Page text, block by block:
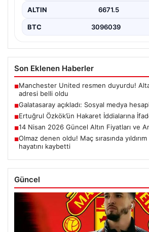
ALTIN 6671.5
BTC 3096039
Son Eklenen Haberler
■Manchester United resmen duyurdu! Altay
adresi belli oldu
■Galatasaray açıkladı: Sosyal medya
■Ertuğrul Özkök’ün Hakaret İddialarına
■14 Nisan 2026 Güncel Altın Fiyatları ve
■Olmaz denen oldu! Maç sırasında
hayatını kaybetti
Güncel